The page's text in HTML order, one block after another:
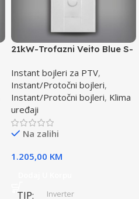
21kW-Trofazni Veito Blue S-
Instant bojleri za PTV,
Instant/Protočni bojleri,
Instant/Protočni bojleri, Klima
uređaji
Na zalihi
1.205,00 KM
TIP Inverter